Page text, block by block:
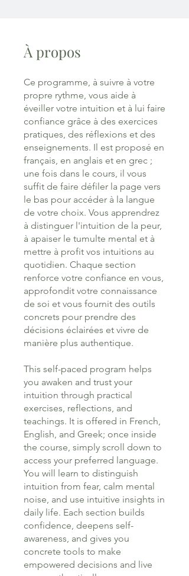
À propos
Ce programme, à suivre à votre
propre rythme, vous aide à
éveiller votre intuition et à lui faire
confiance grâce à des exercices
pratiques, des réflexions et des
enseignements. Il est proposé en
français, en anglais et en grec ;
une fois dans le cours, il vous
suffit de faire défiler la page vers
le bas pour accéder à la langue
de votre choix. Vous apprendrez
à distinguer l'intuition de la peur,
à apaiser le tumulte mental et à
mettre à profit vos intuitions au
quotidien. Chaque section
renforce votre confiance en vous,
approfondit votre connaissance
de soi et vous fournit des outils
concrets pour prendre des
décisions éclairées et vivre de
manière plus authentique.
This self-paced program helps
you awaken and trust your
intuition through practical
exercises, reflections, and
teachings. It is offered in French,
English, and Greek; once inside
the course, simply scroll down to
access your preferred language.
You will learn to distinguish
intuition from fear, calm mental
noise, and use intuitive insights in
daily life. Each section builds
confidence, deepens self-
awareness, and gives you
concrete tools to make
empowered decisions and live